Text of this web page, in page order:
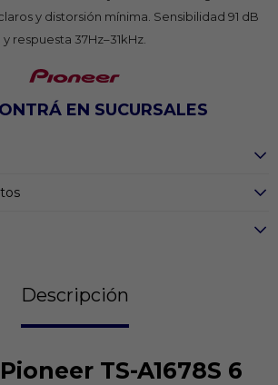
y distorsión mínima. Sensibilidad 91 dB
y respuesta 37Hz–31kHz.
EN SUCURSALES
Descripción
TS-A1678S 6